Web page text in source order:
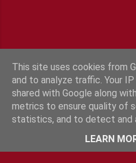
m
e
n
t
a
i
e
This site uses cookies from
and to analyze traffic. Your
shared with Google along
metrics to ensure quality of
statistics, and to detect and
LEARN